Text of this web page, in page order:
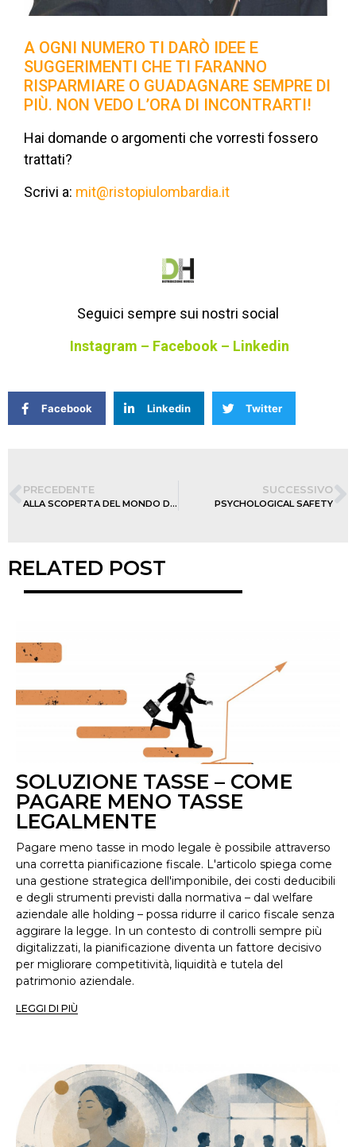
A OGNI NUMERO TI DARÒ IDEE E
SUGGERIMENTI CHE TI FARANNO
RISPARMIARE O GUADAGNARE SEMPRE DI
PIÙ. NON VEDO L’ORA DI INCONTRARTI!
Hai domande o argomenti che vorresti fossero
trattati?
Scrivi a: mit@ristopiulombardia.it
Seguici sempre sui nostri social
Instagram – Facebook – Linkedin
Facebook Linkedin Twitter
PRECEDENTE
ALLA SCOPERTA DEL MONDO DEI SURGELATI
SUCCESSIVO
PSYCHOLOGICAL SAFETY
RELATED POST
SOLUZIONE TASSE – COME
PAGARE MENO TASSE
LEGALMENTE
Pagare meno tasse in modo legale è possibile attraverso
una corretta pianificazione fiscale. L'articolo spiega come
una gestione strategica dell'imponibile, dei costi deducibili
e degli strumenti previsti dalla normativa – dal welfare
aziendale alle holding – possa ridurre il carico fiscale senza
aggirare la legge. In un contesto di controlli sempre più
digitalizzati, la pianificazione diventa un fattore decisivo
per migliorare competitività, liquidità e tutela del
patrimonio aziendale.
LEGGI DI PIÙ